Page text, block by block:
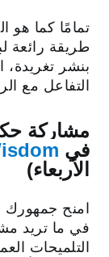
تمامًا كما هو
طريقة رائعة
بنشر
التفاعل مع
مشاركة
في
الأربعاء)
امنح جمهورك
في ما تريد
التلميحات